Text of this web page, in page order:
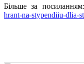
Більше за
hrant-na-stypendiiu-dlia-